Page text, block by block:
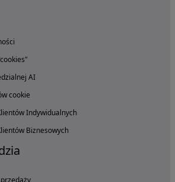
AI
cookie
Indywidualnych
Biznesowych